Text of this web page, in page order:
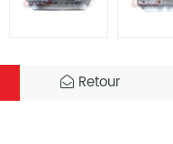
Retour